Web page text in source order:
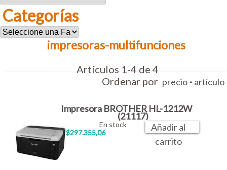
Categorías
impresoras-multifunciones
Artículos 1-4 de 4
Ordenar por precio · artículo
Impresora BROTHER HL-1212W
(21117)
$297.355,06
En stock
Añadir al
carrito